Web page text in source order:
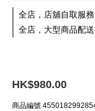
全店，店舖自取服
全店，大型商品配
HK$980.00
商品編號